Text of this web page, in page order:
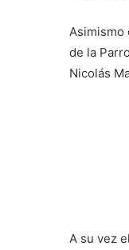
Asimismo
de la
Nicolás
A su vez